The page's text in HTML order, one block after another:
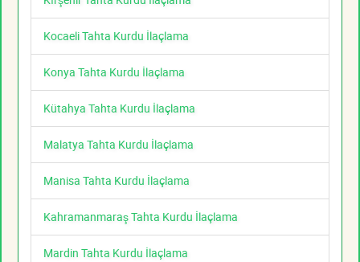
Kocaeli Tahta Kurdu İlaçlama
Konya Tahta Kurdu İlaçlama
Kütahya Tahta Kurdu İlaçlama
Malatya Tahta Kurdu İlaçlama
Manisa Tahta Kurdu İlaçlama
Kahramanmaraş Tahta Kurdu İlaçlama
Mardin Tahta Kurdu İlaçlama